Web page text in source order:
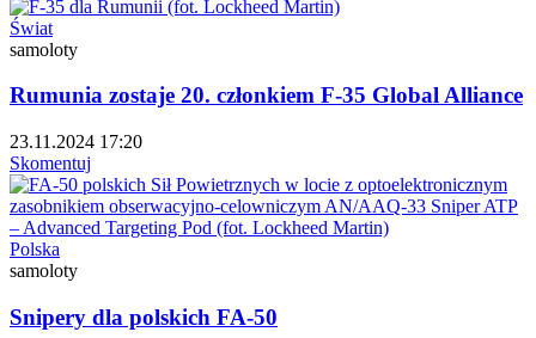
Świat
samoloty
Rumunia zostaje 20. członkiem F-35 Global Alliance
23.11.2024 17:20
Skomentuj
Polska
samoloty
Snipery dla polskich FA-50